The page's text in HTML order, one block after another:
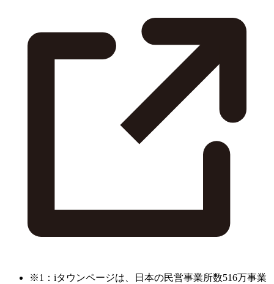
※1：iタウンページは、日本の民営事業所数516万事業